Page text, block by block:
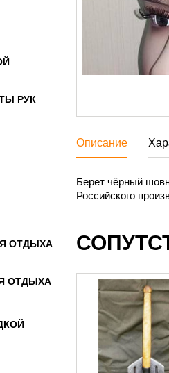
РУК
ОТДЫХА
ОТДЫХА
Описание
Берет чёрный
Российского